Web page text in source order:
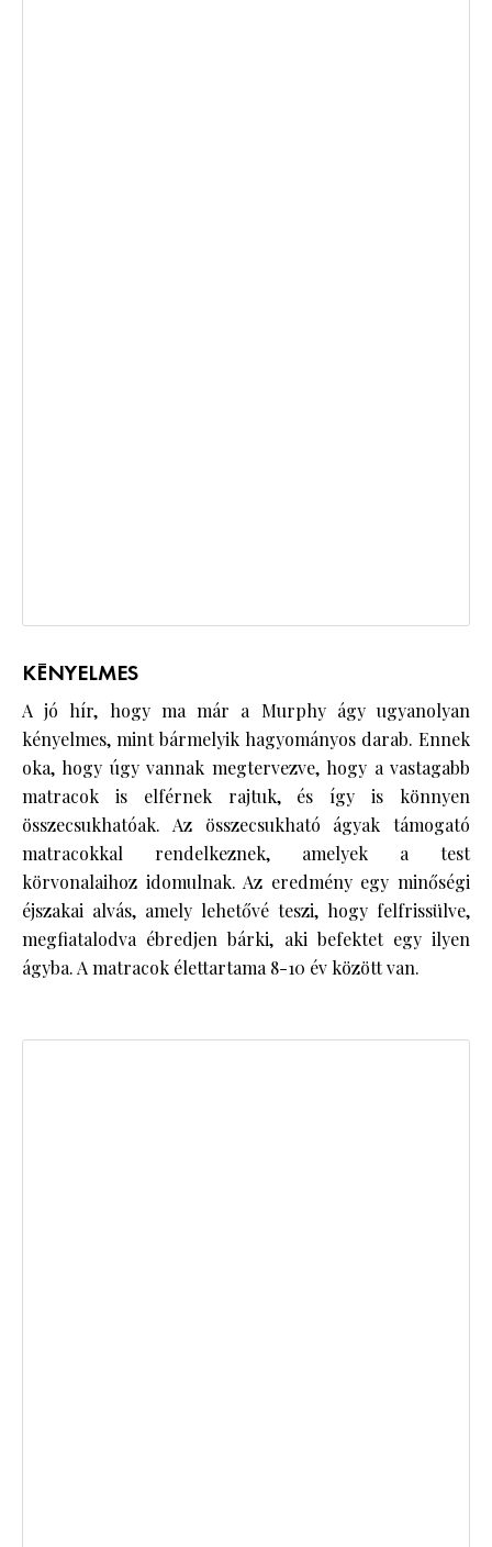
KÉNYELMES
A jó hír, hogy ma már a Murphy ágy ugyanolyan
kényelmes, mint bármelyik hagyományos darab. Ennek
oka, hogy úgy vannak megtervezve, hogy a vastagabb
matracok is elférnek rajtuk, és így is könnyen
összecsukhatóak. Az összecsukható ágyak támogató
matracokkal rendelkeznek, amelyek a test
körvonalaihoz idomulnak. Az eredmény egy minőségi
éjszakai alvás, amely lehetővé teszi, hogy felfrissülve,
megfiatalodva ébredjen bárki, aki befektet egy ilyen
ágyba. A matracok élettartama 8-10 év között van.